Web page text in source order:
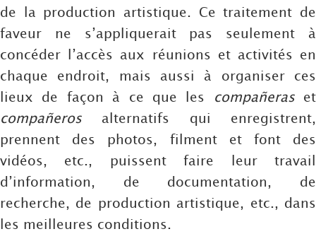
de la production artistique. Ce traitement de
faveur ne s’appliquerait pas seulement à
concéder l’accès aux réunions et activités en
chaque endroit, mais aussi à organiser ces
lieux de façon à ce que les
compañeraset
compañeros alternatifs qui enregistrent,
prennent des photos, filment et font des
vidéos, etc., puissent faire leur travail
d’information, de documentation, de
recherche, de production artistique, etc., dans
les meilleures conditions.